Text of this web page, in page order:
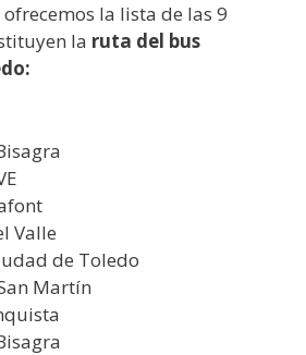
la lista de las 9
la ruta del bus
Valle
de Toledo
Martín